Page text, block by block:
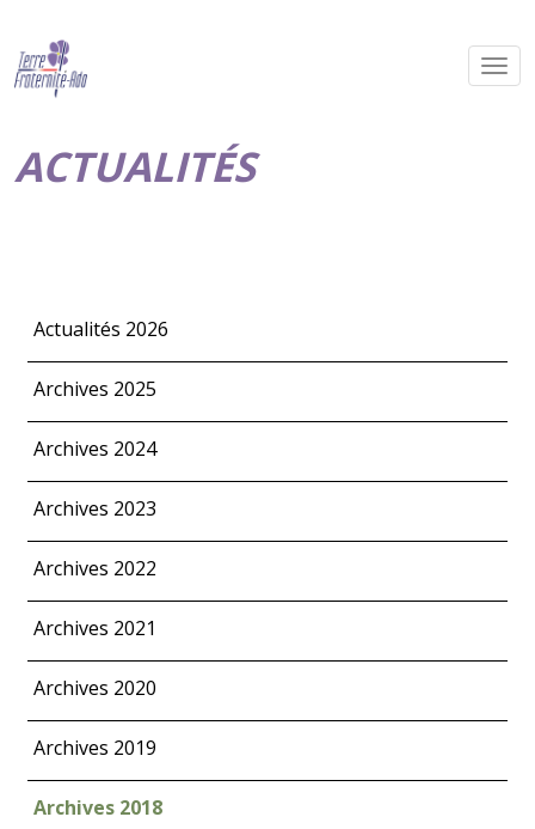
ACTUALITÉS
Actualités 2026
Archives 2025
Archives 2024
Archives 2023
Archives 2022
Archives 2021
Archives 2020
Archives 2019
Archives 2018